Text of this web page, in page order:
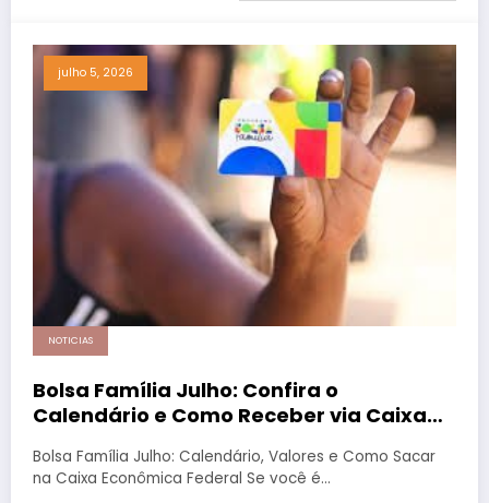
julho 5, 2026
NOTICIAS
Bolsa Família Julho: Confira o
Calendário e Como Receber via Caixa
Bolsa Família Julho: Calendário, Valores e Como Sacar
na Caixa Econômica Federal Se você é…